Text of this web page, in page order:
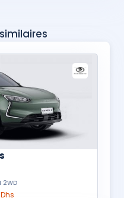
BEV 88 KWH 2WD